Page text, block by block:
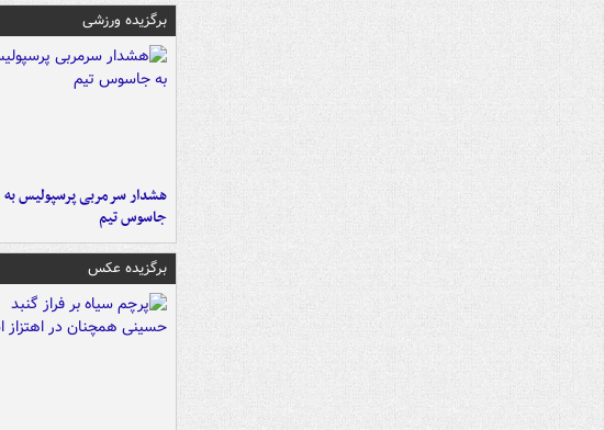
برگزیده ورزشی
هشدار سرمربی پرسپولیس به
جاسوس تیم
برگزیده عکس